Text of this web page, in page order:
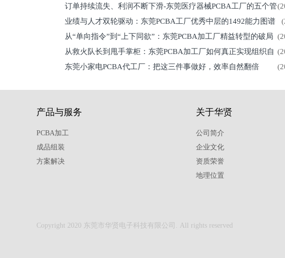
维锁客法则
订单持续流失、利润不断下滑-东莞医疗器械PCBA工厂的五个管
理死穴必须堵住
业绩与人才双轮驱动：东莞PCBA工厂优秀中层的1492能力图谱
从“单向指令”到“上下同欲”：东莞PCBA加工厂精益转型的破局
关键从救火队长到甩手掌柜：东莞PCBA加工厂如何真正实现组织自
东莞小家电PCBA代工厂：把这三件事做好，效率自然翻倍
产品与服务
PCBA加工
成品组装
方案解决
关于华贤
公司简介
企业文化
资质荣誉
地理位置
Copyright 2020 东莞市华贤电子科技有限公司. All rights reserved